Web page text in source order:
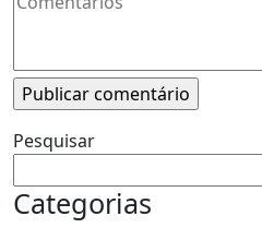
Pesquisar
Categorias